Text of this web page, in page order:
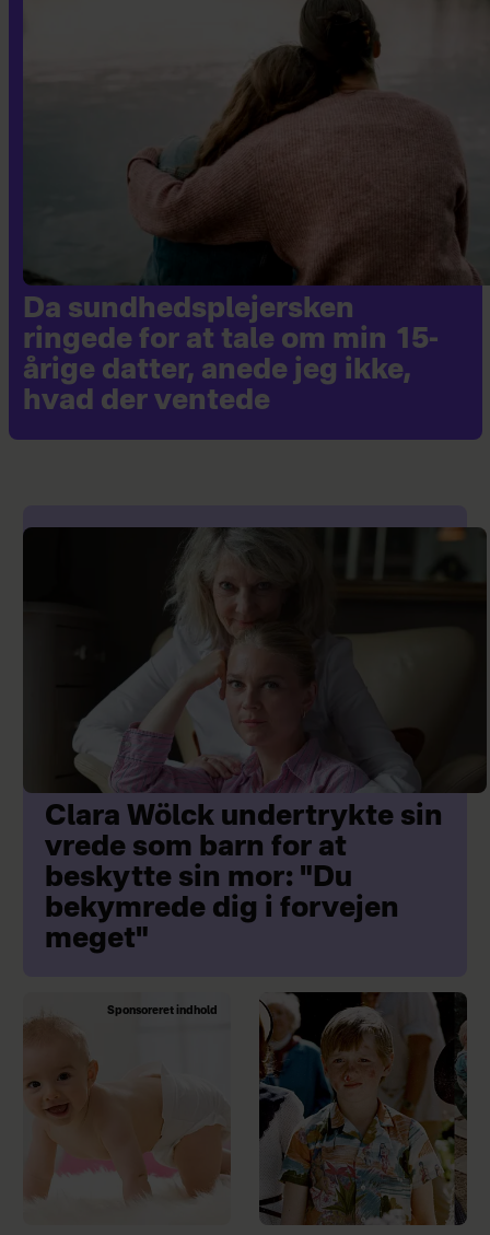
Da sundhedsplejersken
ringede for at tale om min 15-
årige datter, anede jeg ikke,
hvad der ventede
Clara Wölck undertrykte sin
vrede som barn for at
beskytte sin mor: "Du
bekymrede dig i forvejen
meget"
Sponsoreret indhold